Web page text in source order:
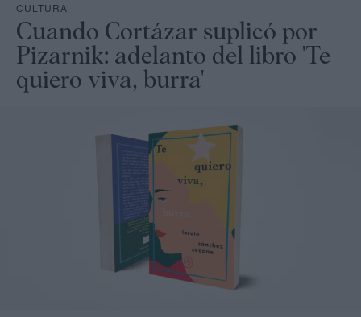
CULTURA
Cuando Cortázar suplicó por
Pizarnik: adelanto del libro 'Te
quiero viva, burra'